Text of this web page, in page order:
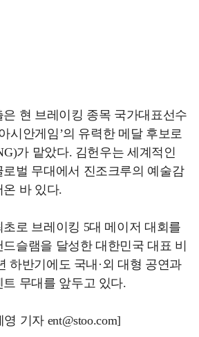
현 브레이킹 종목 국가대표선수
시안게임’의 유력한 메달 후보로
가 맡았다. 김헌우는 세계적인
벌 무대에서 진조크루의 예술감
바 있다.
로 브레이킹 5대 메이저 대회를
슬램을 달성한 대한민국 대표 비
하반기에도 국내·외 대형 공연과
무대를 앞두고 있다.
기자 ent@stoo.com]